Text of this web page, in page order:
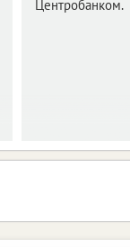
Центробанком.